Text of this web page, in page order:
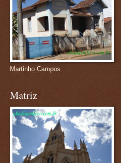
Martinho Campos
Matriz